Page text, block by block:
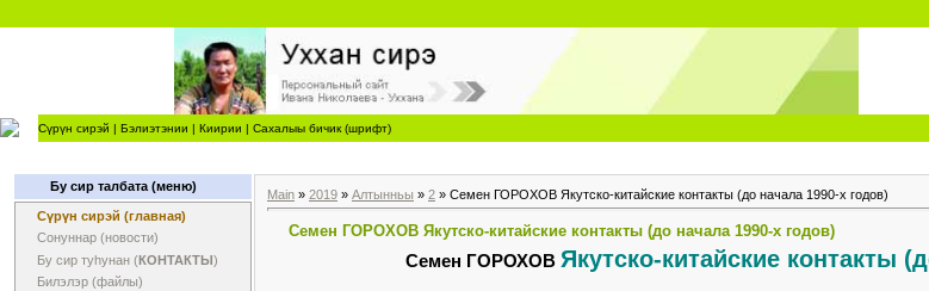
Сүрүн сирэй | Бэлиэтэнии | Киирии | Сахалыы бичик (шрифт)
Бу сир талбата (меню)
Сүрүн сирэй (главная)
Сонуннар (новости)
Бу сир туһунан (КОНТАКТЫ)
Билэлэр (файлы)
Main » 2019 » Алтынньы » 2 » Семен ГОРОХОВ Якутско-китайские контакты (до начала 1990-х годов)
Семен ГОРОХОВ Якутско-китайские контакты (до начала 1990-х годов)
Семен ГОРОХОВ Якутско-китайские контакты